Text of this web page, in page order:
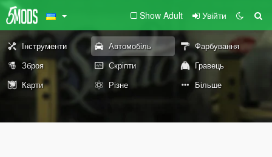
Show Adult Увійти
Інструменти Автомобіль
Фарбування
Зброя
Скріпти
Гравець
Карти
Різне Більше